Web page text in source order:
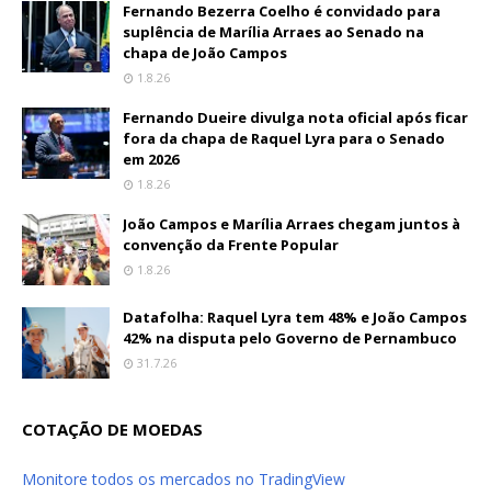
Fernando Bezerra Coelho é convidado para
suplência de Marília Arraes ao Senado na
chapa de João Campos
1.8.26
Fernando Dueire divulga nota oficial após ficar
fora da chapa de Raquel Lyra para o Senado
em 2026
1.8.26
João Campos e Marília Arraes chegam juntos à
convenção da Frente Popular
1.8.26
Datafolha: Raquel Lyra tem 48% e João Campos
42% na disputa pelo Governo de Pernambuco
31.7.26
COTAÇÃO DE MOEDAS
Monitore todos os mercados no TradingView